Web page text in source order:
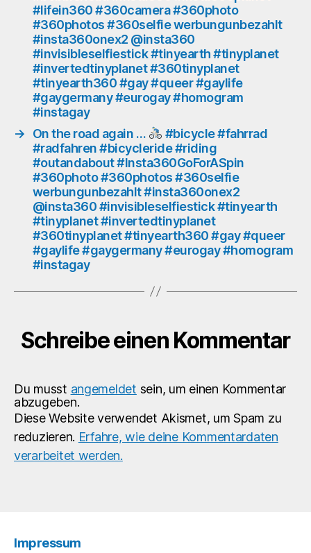
#360camera
#360photo
#360selfie
werbungunbezahlt
#insta360onex2
@insta360
#tinyearth
#tinyplanet
#invertedtinyplanet
#360tinyplanet
#tinyearth360
#gay
#queer
#gaylife
#gaygermany
#lifein360 #360camera #360photo
#360photos #360selfie werbungunbezahlt
#insta360onex2 @insta360
#invisibleselfiestick #tinyearth #tinyplanet
#invertedtinyplanet #360tinyplanet
#tinyearth360 #gay #queer #gaylife
#gaygermany #eurogay #homogram
#instagay
→
On the road again …
#bicycle #fahrrad
#radfahren #bicycleride #riding
#outandabout #Insta360GoForASpin
#360photo #360photos #360selfie
werbungunbezahlt #insta360onex2
@insta360 #invisibleselfiestick #tinyearth
#tinyplanet #invertedtinyplanet
#360tinyplanet #tinyearth360 #gay #queer
#gaylife #gaygermany #eurogay #homogram
#instagay
Schreibe einen Kommentar
Du musst angemeldet sein, um einen Kommentar
abzugeben.
Diese Website verwendet Akismet, um Spam zu
reduzieren. Erfahre, wie deine Kommentardaten
verarbeitet werden.
Impressum